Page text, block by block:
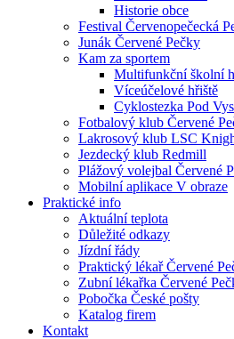
Historie obce
Festival Červenopečecká
Junák Červené Pečky
Kam za sportem
Multifunkční školní
Víceúčelové hřiště
Cyklostezka Pod
Fotbalový klub Červené
Lakrosový klub LSC
Jezdecký klub Redmill
Plážový volejbal Červené
Mobilní aplikace V obraze
Praktické info
Aktuální teplota
Důležité odkazy
Jízdní řády
Praktický lékař Červené
Zubní lékařka Červené
Pobočka České pošty
Katalog firem
Kontakt